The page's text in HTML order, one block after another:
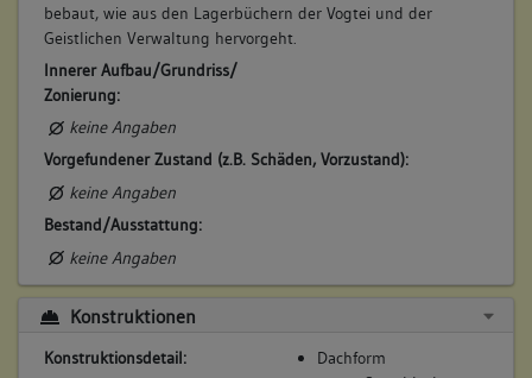
7. Besitzer:in:
(1660 - 1700)
Bemerkung Familie:
Bemerkung Besitz:
kauft Anteil von Jacob Eisenkrämer
Beschreibung:
Haus, Hofraum Scheuer, Keller, Garten
Beruf / Amt / Titel:
keiner
Betroffene Gebäudeteile:
bebaut, wie aus den Lagerbüchern der Vogtei und der
Geistlichen Verwaltung hervorgeht.
Innerer Aufbau/Grundriss/
Zonierung:
keine Angaben
Vorgefundener Zustand (z.B. Schäden, Vorzustand):
keine Angaben
Bestand/Ausstattung:
keine Angaben
Konstruktionen
Konstruktionsdetail:
Dachform